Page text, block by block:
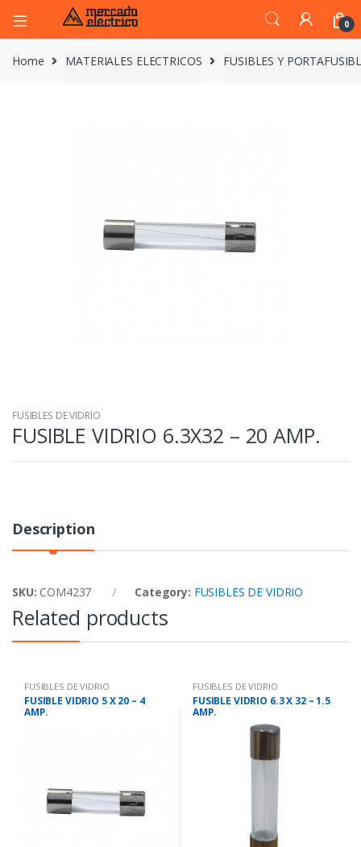
0
Home MATERIALES ELECTRICOS FUSIBLES Y
FUSIBLES DE VIDRIO
FUSIBLE VIDRIO 6.3X32 – 20 AMP.
Description
SKU: COM4237 Category: FUSIBLES DE VIDRIO
Related products
FUSIBLES DE VIDRIO
FUSIBLE VIDRIO 5 X 20 – 4
AMP.
FUSIBLES DE VIDRIO
FUSIBLE VIDRIO 6.3 X 32 – 1.5
AMP.